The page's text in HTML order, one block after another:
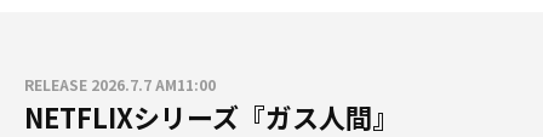
RELEASE 2026.7.7 AM11:00
NETFLIXシリーズ『ガス人間』